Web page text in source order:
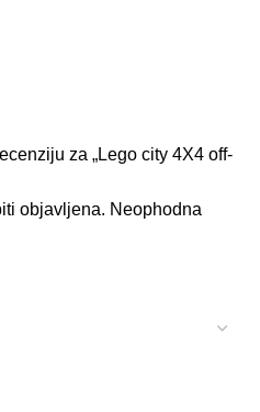
za „Lego city 4X4 off-
objavljena. Neophodna